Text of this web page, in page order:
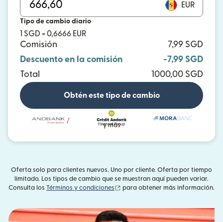
EUR
Tipo de cambio diario
1 SGD = 0,6666 EUR
Comisión
7,99 SGD
Descuento en la comisión
-7,99 SGD
Total
1000,00 SGD
Obtén este tipo de cambio
y más
Oferta solo para clientes nuevos. Uno por cliente. Oferta por tiempo
limitado. Los tipos de cambio que se muestran aquí pueden variar.
Consulta los Términos y condiciones (se abre en una ventana nueva)
para obtener más información.